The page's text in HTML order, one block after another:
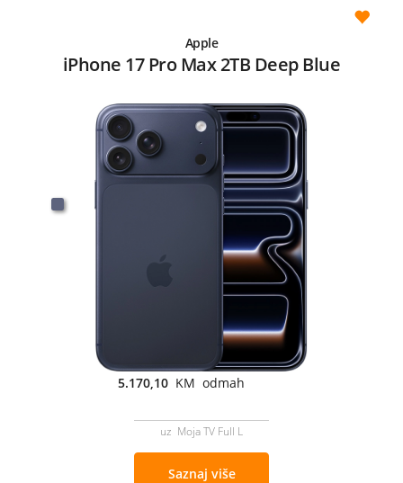
Apple
iPhone 17 Pro Max 2TB Deep Blue
5.170,10 KM odmah
uz Moja TV Full L
Saznaj više